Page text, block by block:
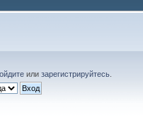
или зарегистрируйтесь.